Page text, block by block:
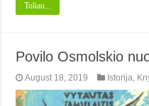
Toliau...
Povilo Osmolskio
August 18, 2019 Istorija,